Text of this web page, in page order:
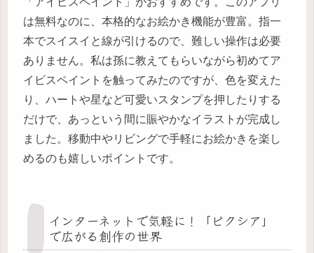
は無料なのに、本格的なお絵かき機能が豊富。指一
本でスイスイと線が引けるので、難しい操作は必要
ありません。私は孫に教えてもらいながら初めてア
イビスペイントを触ってみたのですが、色を変えた
り、ハートや星など可愛いスタンプを押したりする
だけで、あっという間に賑やかなイラストが完成し
ました。移動中やリビングで手軽にお絵かきを楽し
めるのも嬉しいポイントです。
インターネットで気軽に！「ピクシア」
で広がる創作の世界